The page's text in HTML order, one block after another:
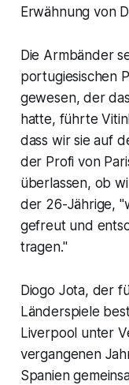
Erwähnung von
Die Armbänder
portugiesischen
gewesen, der
hatte, führte
dass wir sie auf
der Profi von
überlassen, ob
der 26-Jährige,
gefreut und
tragen."
Diogo Jota, der
Länderspiele
Liverpool unter
vergangenen
Spanien